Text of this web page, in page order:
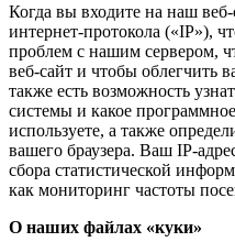
Когда вы входите на наш
интернет-протокола («IP»),
проблем с нашим сервером,
веб-сайт и чтобы облегчить
также есть возможность
системы и какое
используете, а также
вашего браузера. Ваш IP-
сбора статистической
как мониторинг частоты
О наших файлах «куки»